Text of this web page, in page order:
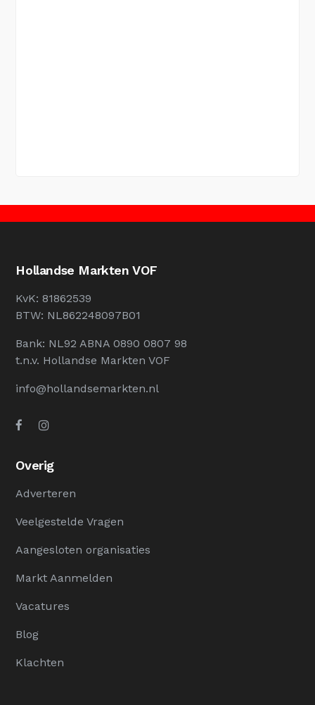
Hollandse Markten VOF
KvK: 81862539
BTW: NL862248097B01
Bank: NL92 ABNA 0890 0807 98
t.n.v. Hollandse Markten VOF
info@hollandsemarkten.nl
Overig
Adverteren
Veelgestelde Vragen
Aangesloten organisaties
Markt Aanmelden
Vacatures
Blog
Klachten